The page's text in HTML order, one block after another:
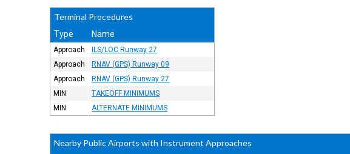
Terminal Procedures
Type Name
Approach
ILS/LOC Runway 27
Approach
RNAV (GPS) Runway 09
Approach
RNAV (GPS) Runway 27
MIN
TAKEOFF MINIMUMS
MIN
ALTERNATE MINIMUMS
Nearby Public Airports with Instrument Approaches